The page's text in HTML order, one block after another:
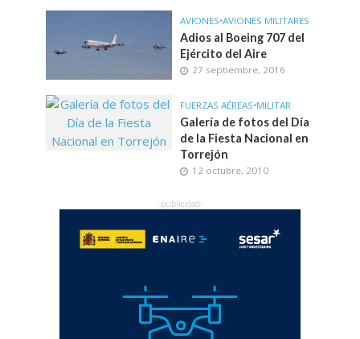
AVIONES•AVIONES MILITARES
Adios al Boeing 707 del
Ejército del Aire
27 septiembre, 2016
FUERZAS AÉREAS•MILITAR
Galería de fotos del Día
de la Fiesta Nacional en
Torrejón
12 octubre, 2010